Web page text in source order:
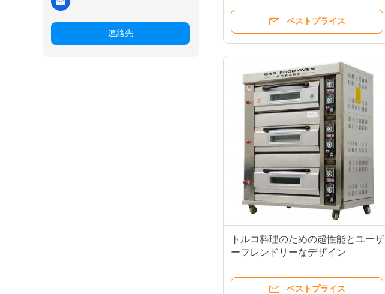
連絡先
ベストプライス
トルコ料理のための超性能とユーザ
ーフレンドリーなデザイン
ベストプライス